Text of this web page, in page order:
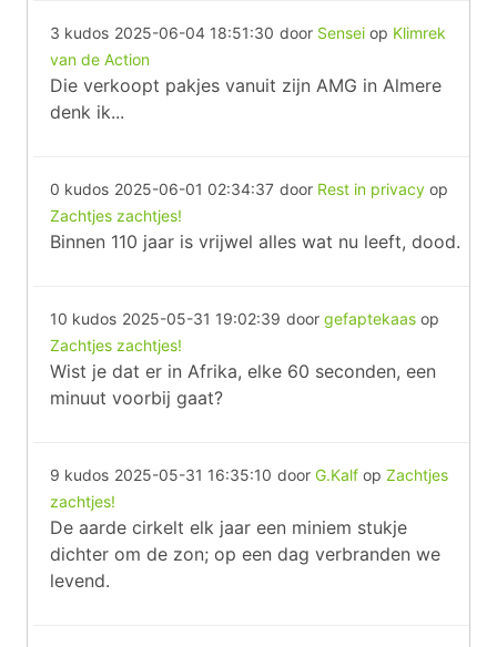
3 kudos 2025-06-04 18:51:30 door Sensei op Klimrek
van de Action
Die verkoopt pakjes vanuit zijn AMG in Almere
denk ik...
0 kudos 2025-06-01 02:34:37 door Rest in privacy op
Zachtjes zachtjes!
Binnen 110 jaar is vrijwel alles wat nu leeft, dood.
10 kudos 2025-05-31 19:02:39 door gefaptekaas op
Zachtjes zachtjes!
Wist je dat er in Afrika, elke 60 seconden, een
minuut voorbij gaat?
9 kudos 2025-05-31 16:35:10 door G.Kalf op Zachtjes
zachtjes!
De aarde cirkelt elk jaar een miniem stukje
dichter om de zon; op een dag verbranden we
levend.